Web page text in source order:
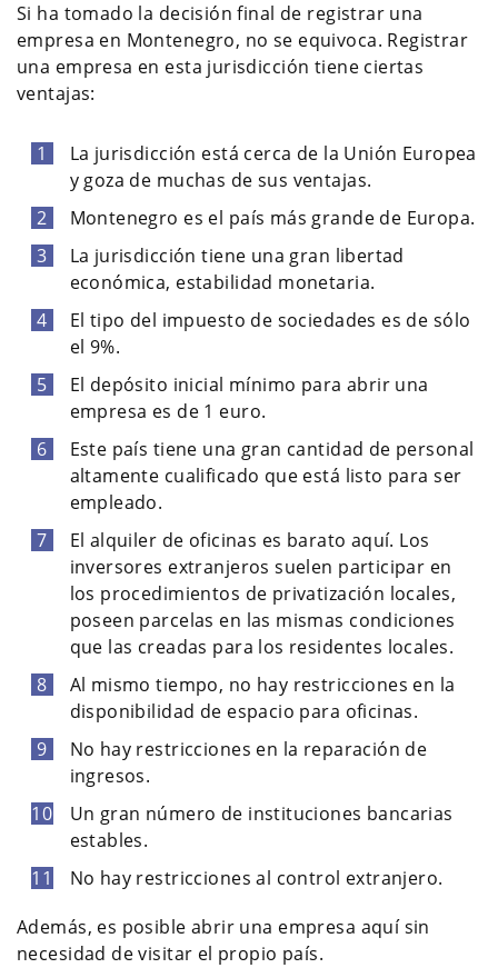
Si ha tomado la decisión final de registrar una
empresa en Montenegro, no se equivoca. Registrar
una empresa en esta jurisdicción tiene ciertas
ventajas:
La jurisdicción está cerca de la Unión Europea
y goza de muchas de sus ventajas.
Montenegro es el país más grande de Europa.
La jurisdicción tiene una gran libertad
económica, estabilidad monetaria.
El tipo del impuesto de sociedades es de sólo
el 9%.
El depósito inicial mínimo para abrir una
empresa es de 1 euro.
Este país tiene una gran cantidad de personal
altamente cualificado que está listo para ser
empleado.
El alquiler de oficinas es barato aquí. Los
inversores extranjeros suelen participar en
los procedimientos de privatización locales,
poseen parcelas en las mismas condiciones
que las creadas para los residentes locales.
Al mismo tiempo, no hay restricciones en la
disponibilidad de espacio para oficinas.
No hay restricciones en la reparación de
ingresos.
Un gran número de instituciones bancarias
estables.
No hay restricciones al control extranjero.
Además, es posible abrir una empresa aquí sin
necesidad de visitar el propio país.